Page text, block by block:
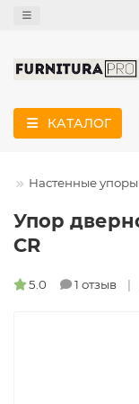
КАТАЛОГ
Настенные упоры
Упор
CR
5.0 1 отзыв